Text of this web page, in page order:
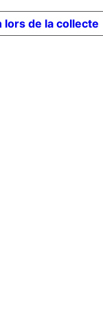
lors de la collecte